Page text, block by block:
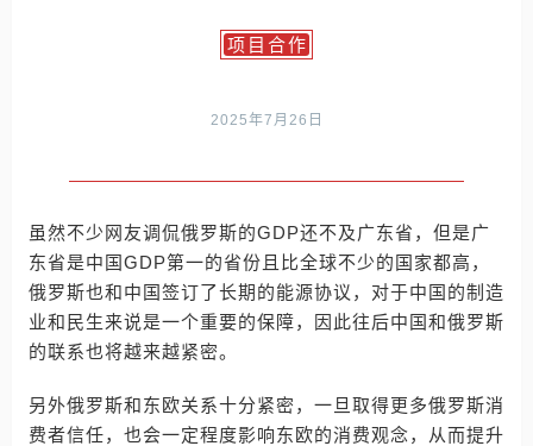
项目合作
2025年7月26日
虽然不少网友调侃俄罗斯的GDP还不及广东省，但是广
东省是中国GDP第一的省份且比全球不少的国家都高，
俄罗斯也和中国签订了长期的能源协议，对于中国的制造
业和民生来说是一个重要的保障，因此往后中国和俄罗斯
的联系也将越来越紧密。
另外俄罗斯和东欧关系十分紧密，一旦取得更多俄罗斯消
费者信任，也会一定程度影响东欧的消费观念，从而提升